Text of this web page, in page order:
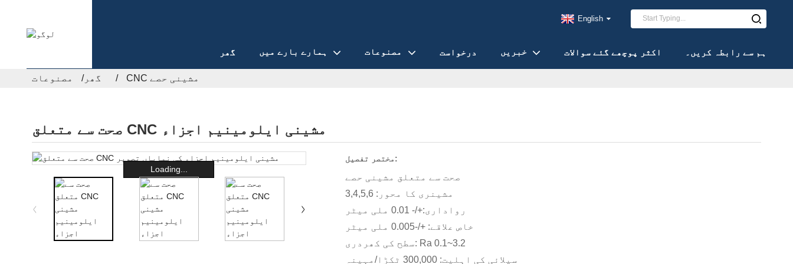
گھر ہمارے بارے میں مصنوعات درخواست خبریں اکثر پوچھے گئے سوالات ہم سے رابطہ کریں۔
English
گھر مصنوعات CNC مشینی حصے
صحت سے متعلق CNC مشینی ایلومینیم اجزاء
Loading...
مختصر تفصیل:
صحت سے متعلق مشینی حصے
مشینری کا محور: 3,4,5,6
رواداری:+/- 0.01 ملی میٹر
خاص علاقے: +/-0.005 ملی میٹر
سطح کی کھردری: Ra 0.1~3.2
سپلائی کی اہلیت: 300,000 ٹکڑا/مہینہ